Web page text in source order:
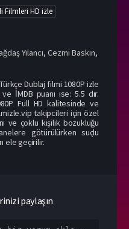
Filmleri HD izle
Yılancı, Cezmi Baskın,
Dublaj filmi 1080P izle
İMDB puanı ise: 5.5 dır.
Full HD kalitesinde ve
takipcileri için özel
ve çoklu kişilik bozukluğu
götürülürken suçlu
ele geçirilir.
paylaşın